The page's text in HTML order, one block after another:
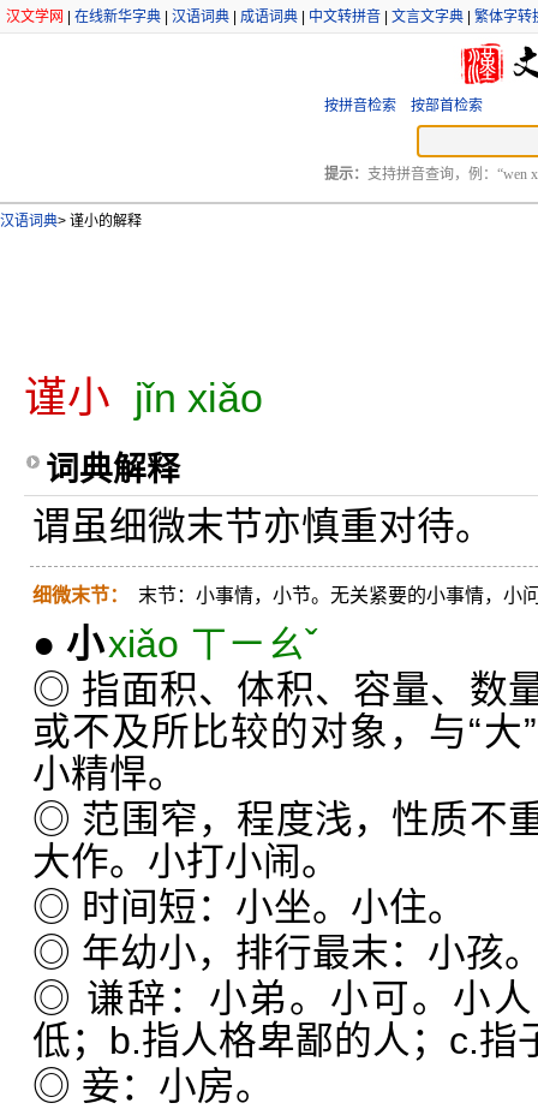
汉文学网 在线新华字典 汉语词典 成语词典 中文转拼音 文言文字典 繁体字转
按拼音检索 按部首检索
提示： 支持拼音查询，例：“wen
汉语词典> 谨小的解释
谨小 jǐn xiǎo
词典解释
谓虽细微末节亦慎重对待。
细微末节： 末节：小事情，小节。无关紧要的小事情，小
● 小xiǎo ㄒㄧㄠˇ
◎ 指面积、体积、容量、数
或不及所比较的对象，与“
小精悍。
◎ 范围窄，程度浅，性质不
大作。小打小闹。
◎ 时间短：小坐。小住。
◎ 年幼小，排行最末：小孩
◎ 谦辞：小弟。小可。小
低；b.指人格卑鄙的人；c.指
◎ 妾：小房。